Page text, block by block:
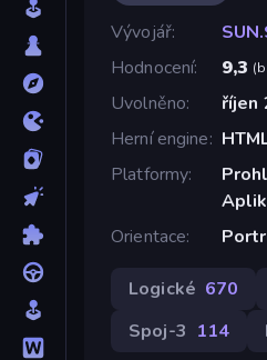
Vývojář
Hodnocení
9,3 (
Uvolněno
říjen
Herní engine
Platformy
Orientace
Logické 670
Spoj-3 114